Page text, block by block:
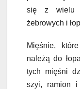
się z wielu
żebrowych i
Mięśnie,
należą do
tych mięśni
szyi, ramion i